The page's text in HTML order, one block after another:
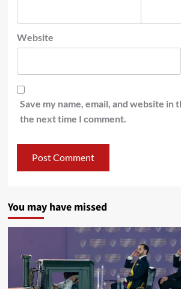
Website
Save my name, email, and website in
the next time I comment.
You may have missed